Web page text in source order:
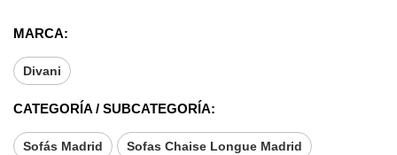
MARCA:
Divani
CATEGORÍA / SUBCATEGORÍA:
Sofás Madrid Sofas Chaise Longue Madrid